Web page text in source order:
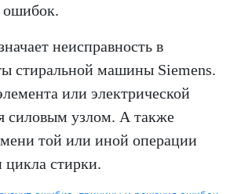
ошибок.
неисправность в
стиральной машины Siemens.
или электрической
силовым узлом. А также
той или иной операции
стирки.